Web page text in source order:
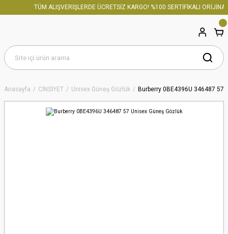
TÜM ALIŞVERİŞLERDE ÜCRETSİZ KARGO! %100 SERTİFİKALI ORİJİNAL
Anasayfa CİNSİYET Unisex Güneş Gözlük Burberry 0BE4396U 346487 57